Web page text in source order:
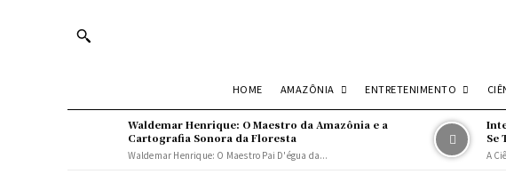
HOME AMAZÔNIA ENTRETENIMENTO
Waldemar Henrique: O Maestro da Amazônia e a
Cartografia Sonora da Floresta
Waldemar Henrique: O Maestro Pai D'égua da...
Se
A
Turn off snow